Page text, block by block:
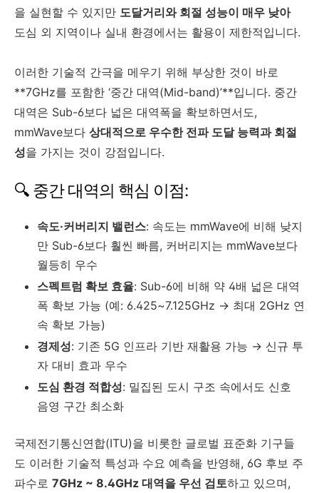
을 실현할 수 있지만 도달거리와 회절 성능이 매우 낮아
도심 외 지역이나 실내 환경에서는 활용이 제한적입니다.
이러한 기술적 간극을 메우기 위해 부상한 것이 바로
**7GHz를 포함한 ‘중간 대역(Mid-band)’**입니다. 중간
대역은 Sub-6보다 넓은 대역폭을 확보하면서도,
mmWave보다 상대적으로 우수한 전파 도달 능력과 회절
성을 가지는 것이 강점입니다.
🔍 중간 대역의 핵심 이점:
속도·커버리지 밸런스: 속도는 mmWave에 비해 낮지
만 Sub-6보다 훨씬 빠름, 커버리지는 mmWave보다
월등히 우수
스펙트럼 확보 효율: Sub-6에 비해 약 4배 넓은 대역
폭 확보 가능 (예: 6.425~7.125GHz → 최대 2GHz 연
속 확보 가능)
경제성: 기존 5G 인프라 기반 재활용 가능 → 신규 투
자 대비 효과 우수
도심 환경 적합성: 밀집된 도시 구조 속에서도 신호
음영 구간 최소화
국제전기통신연합(ITU)을 비롯한 글로벌 표준화 기구들
도 이러한 기술적 특성과 수요 예측을 반영해, 6G 후보 주
파수로 7GHz ~ 8.4GHz 대역을 우선 검토하고 있으며,